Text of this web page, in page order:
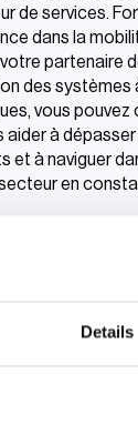
Details
de services.
dans la
partenaire
des systèmes
vous pouvez
aider à
et à naviguer
en